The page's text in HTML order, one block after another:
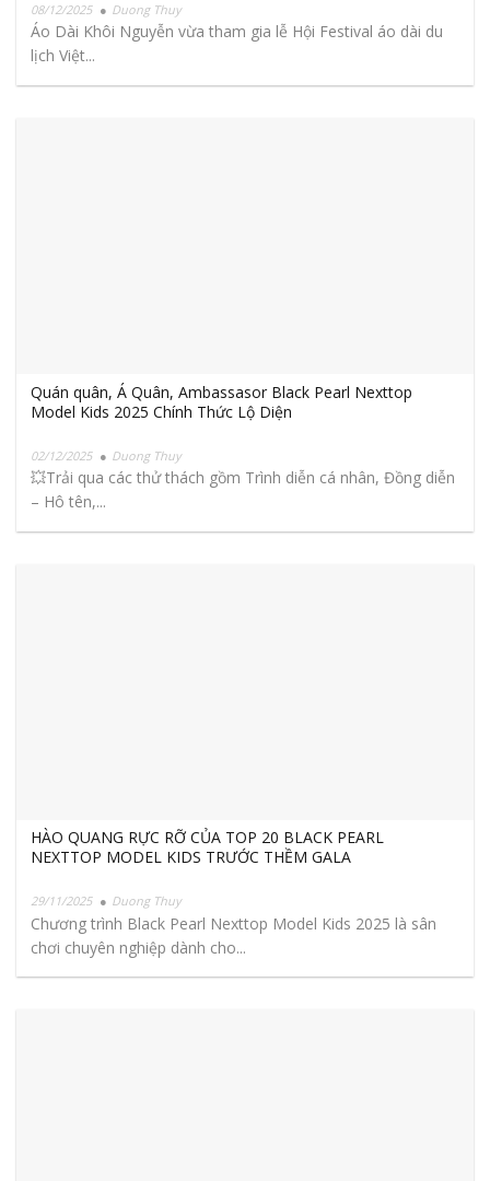
08/12/2025 Duong Thuy
Áo Dài Khôi Nguyễn vừa tham gia lễ Hội Festival áo dài du
lịch Việt...
Quán quân, Á Quân, Ambassasor Black Pearl Nexttop
Model Kids 2025 Chính Thức Lộ Diện
02/12/2025 Duong Thuy
💥Trải qua các thử thách gồm Trình diễn cá nhân, Đồng diễn
– Hô tên,...
HÀO QUANG RỰC RỠ CỦA TOP 20 BLACK PEARL
NEXTTOP MODEL KIDS TRƯỚC THỀM GALA
29/11/2025 Duong Thuy
Chương trình Black Pearl Nexttop Model Kids 2025 là sân
chơi chuyên nghiệp dành cho...